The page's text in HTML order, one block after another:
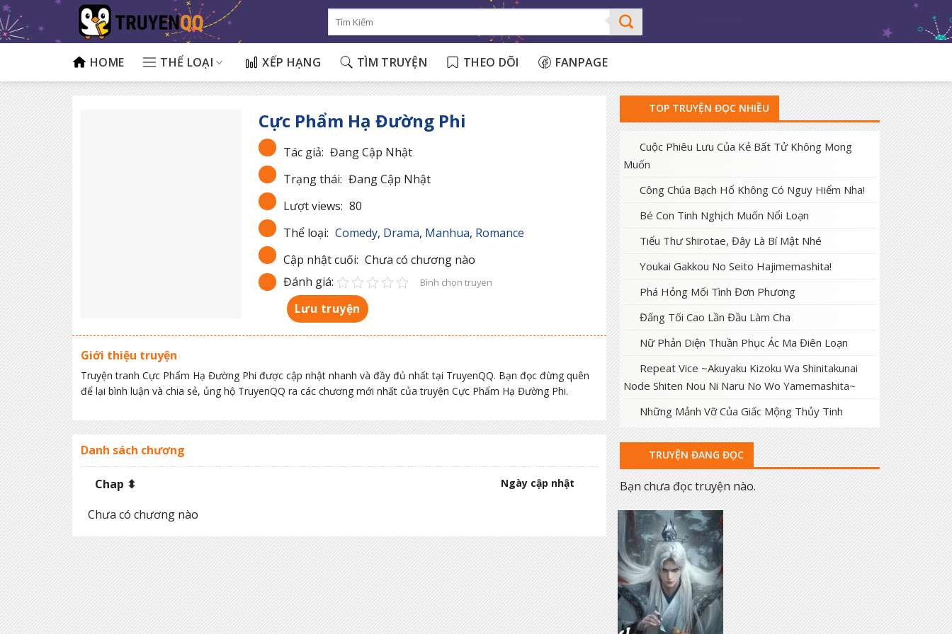
Bỏ
qua
nội
HOME THỂ LOẠI XẾP HẠNG TÌM TRUYỆN THEO DÕI FANPAGE
Cực Phẩm Hạ Đường Phi
Tác giả: Đang Cập Nhật
Trạng thái: Đang Cập Nhật
Lượt views: 80
Thể loại: Comedy, Drama, Manhua, Romance
Cập nhật cuối: Chưa có chương nào
Đánh giá:
Bình chọn truyen
Lưu truyện
Giới thiệu truyện
Truyện tranh Cực Phẩm Hạ Đường Phi được cập nhật nhanh và đầy đủ nhất tại TruyenQQ. Bạn đọc đừng quên
để lại bình luận và chia sẻ, ủng hộ TruyenQQ ra các chương mới nhất của truyện Cực Phẩm Hạ Đường Phi.
Danh sách chương
Chap ⬍ Ngày cập nhật
Chưa có chương nào
TOP TRUYỆN ĐỌC NHIỀU
Cuộc Phiêu Lưu Của Kẻ Bất Tử Không Mong
Muốn
Công Chúa Bạch Hổ Không Có Nguy Hiểm Nha!
Bé Con Tinh Nghịch Muốn Nổi Loạn
Tiểu Thư Shirotae, Đây Là Bí Mật Nhé
Youkai Gakkou No Seito Hajimemashita!
Phá Hỏng Mối Tình Đơn Phương
Đấng Tối Cao Lần Đầu Làm Cha
Nữ Phản Diện Thuần Phục Ác Ma Điên Loạn
Repeat Vice ~Akuyaku Kizoku Wa Shinitakunai
Node Shiten Nou Ni Naru No Wo Yamemashita~
Những Mảnh Vỡ Của Giấc Mộng Thủy Tinh
TRUYỆN ĐANG ĐỌC
Bạn chưa đọc truyện nào.